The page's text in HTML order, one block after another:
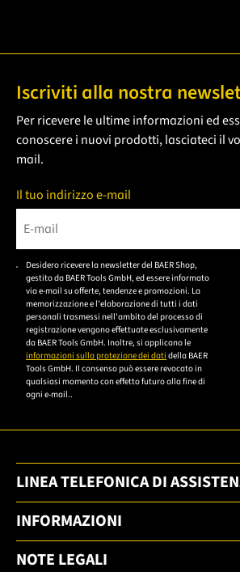
Iscriviti alla nostra
Per ricevere le ultime informazioni ed
conoscere i nuovi prodotti, lasciateci il
mail.
Il tuo indirizzo e-mail
Bitte geben Sie eine gültige E-Mail-
Desidero ricevere la newsletter del BAER Shop,
gestito da BAER Tools GmbH, ed essere informato
via e-mail su offerte, tendenze e promozioni. La
memorizzazione e l'elaborazione di tutti i dati
personali trasmessi nell'ambito del processo di
registrazione vengono effettuate esclusivamente
da BAER Tools GmbH. Inoltre, si applicano le
informazioni sulla protezione dei dati della BAER
Tools GmbH. Il consenso può essere revocato in
qualsiasi momento con effetto futuro alla fine di
ogni e-mail..
LINEA TELEFONICA DI
INFORMAZIONI
NOTE LEGALI